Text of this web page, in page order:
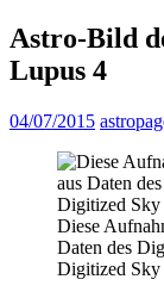
Astro-Bild
Lupus 4
04/07/2015
Diese
Daten des
Digitized Sky